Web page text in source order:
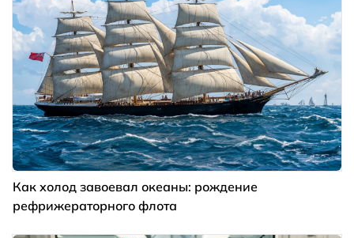
Как холод завоевал океаны: рождение
рефрижераторного флота